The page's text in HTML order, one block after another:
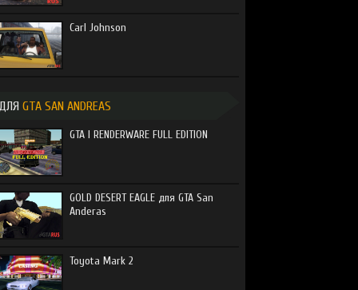
Carl Johnson
ДЛЯ GTA SAN ANDREAS
GTA I RENDERWARE FULL EDITION
GOLD DESERT EAGLE для GTA San
Anderas
Toyota Mark 2